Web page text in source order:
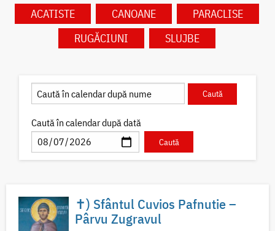
ACATISTE CANOANE
PARACLISE
RUGĂCIUNI
SLUJBE
Caută în calendar după dată
✝) Sfântul Cuvios Pafnutie –
Pârvu Zugravul